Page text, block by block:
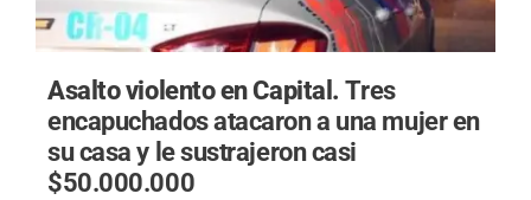
Asalto violento en Capital.Tres
encapuchados atacaron a una mujer en
su casa y le sustrajeron casi
$50.000.000